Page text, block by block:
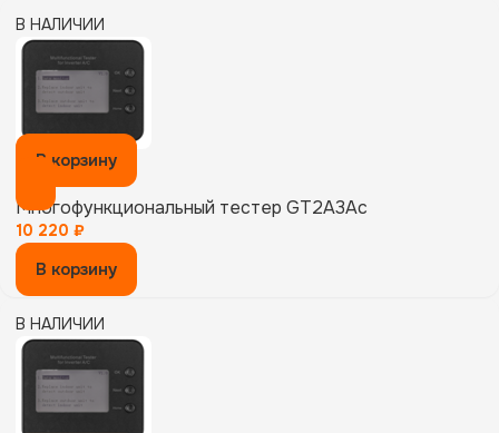
В НАЛИЧИИ
В корзину
Многофункциональный тестер GT2A3Ac
10 220 ₽
В корзину
В НАЛИЧИИ